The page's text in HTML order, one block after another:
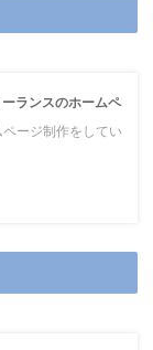
ランスのホームペ
ージ制作をしてい